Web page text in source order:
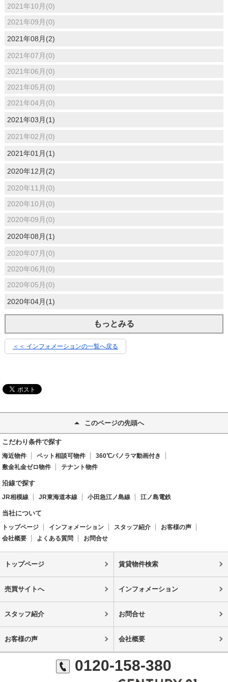
2021年10月(0)
2021年09月(0)
2021年08月(2)
2021年07月(0)
2021年06月(0)
2021年05月(0)
2021年04月(0)
2021年03月(1)
2021年02月(0)
2021年01月(1)
2020年12月(2)
2020年11月(0)
2020年10月(0)
2020年09月(0)
2020年08月(1)
2020年07月(0)
2020年06月(0)
2020年05月(0)
2020年04月(1)
もっとみる
＜＜ インフォメーションの一覧へ戻る
このページの先頭へ
こだわり条件で探す
海近物件 ペット相談可物件
360℃パノラマ動画付き
敷金礼金ゼロ物件
テナント物件
沿線で探す
JR相模線 JR東海道本線 小田急江ノ島線 江ノ島電鉄
当社について
トップページ インフォメーション スタッフ紹介
お客様の声
会社概要
よくある質問 お問合せ
トップページ 賃貸物件検索
売買サイトへ インフォメーション
スタッフ紹介 お問合せ
お客様の声 会社概要
0120-158-380